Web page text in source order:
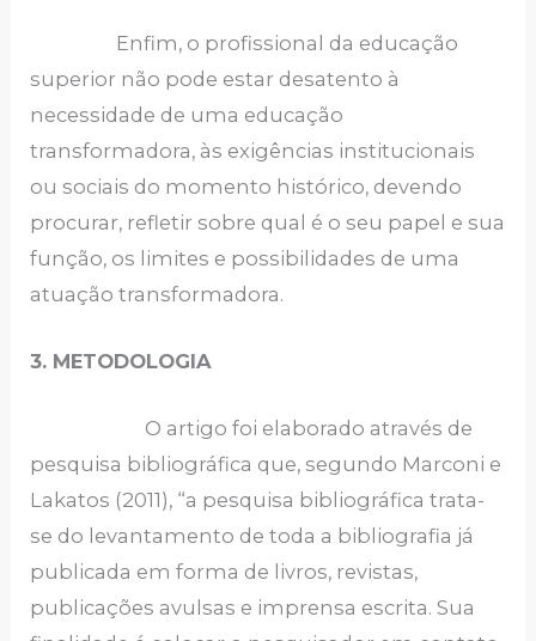
Enfim, o profissional da educação
superior não pode estar desatento à
necessidade de uma educação
transformadora, às exigências institucionais
ou sociais do momento histórico, devendo
procurar, refletir sobre qual é o seu papel e sua
função, os limites e possibilidades de uma
atuação transformadora.
3. METODOLOGIA
O artigo foi elaborado através de
pesquisa bibliográfica que, segundo Marconi e
Lakatos (2011), “a pesquisa bibliográfica trata-
se do levantamento de toda a bibliografia já
publicada em forma de livros, revistas,
publicações avulsas e imprensa escrita. Sua